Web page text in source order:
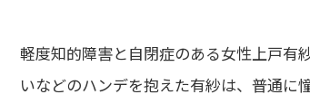
軽度知的障害と自閉症のある女性上戸有
いなどのハンデを抱えた有紗は、普通に